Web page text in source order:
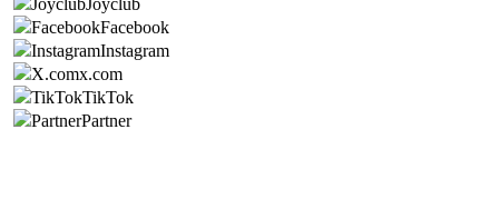
Facebook
Instagram
x.com
TikTok
Partner